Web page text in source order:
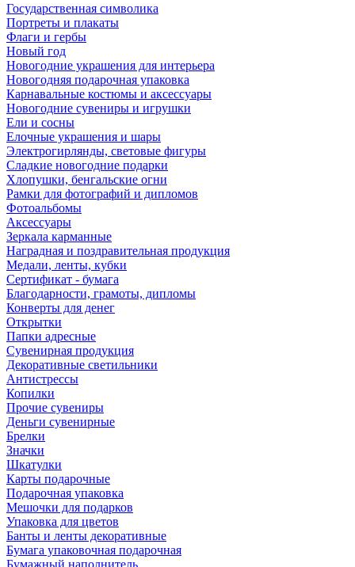
Государственная символика
Портреты и плакаты
Флаги и гербы
Новый год
Новогодние украшения для интерьера
Новогодняя подарочная упаковка
Карнавальные костюмы и аксессуары
Новогодние сувениры и игрушки
Ели и сосны
Елочные украшения и шары
Электрогирлянды, световые фигуры
Сладкие новогодние подарки
Хлопушки, бенгальские огни
Рамки для фотографий и дипломов
Фотоальбомы
Аксессуары
Зеркала карманные
Наградная и поздравительная продукция
Медали, ленты, кубки
Сертификат - бумага
Благодарности, грамоты, дипломы
Конверты для денег
Открытки
Папки адресные
Сувенирная продукция
Декоративные светильники
Антистрессы
Копилки
Прочие сувениры
Деньги сувенирные
Брелки
Значки
Шкатулки
Карты подарочные
Подарочная упаковка
Мешочки для подарков
Упаковка для цветов
Банты и ленты декоративные
Бумага упаковочная подарочная
Бумажный наполнитель